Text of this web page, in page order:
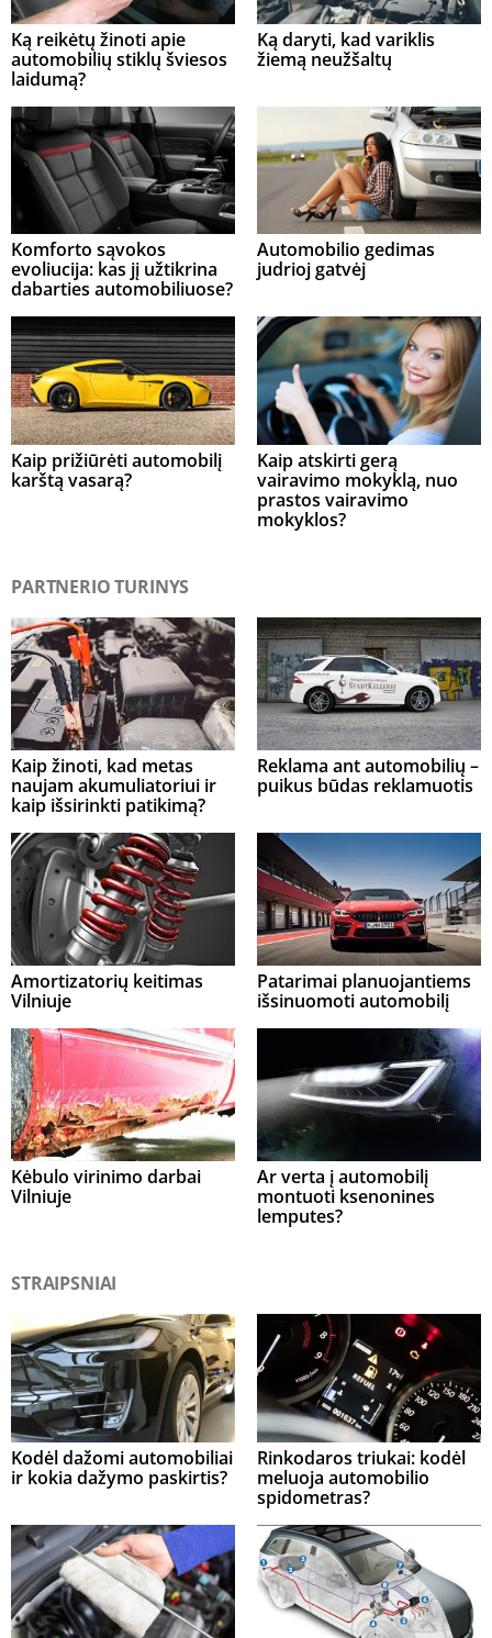
Ką reikėtų žinoti apie
automobilių stiklų šviesos
laidumą?
Ką daryti, kad variklis
žiemą neužšaltų
Komforto sąvokos
evoliucija: kas jį užtikrina
dabarties automobiliuose?
Automobilio gedimas
judrioj gatvėj
Kaip prižiūrėti automobilį
karštą vasarą?
Kaip atskirti gerą
vairavimo mokyklą, nuo
prastos vairavimo
mokyklos?
PARTNERIO TURINYS
Kaip žinoti, kad metas
naujam akumuliatoriui ir
kaip išsirinkti patikimą?
Reklama ant automobilių –
puikus būdas reklamuotis
Amortizatorių keitimas
Vilniuje
Patarimai planuojantiems
išsinuomoti automobilį
Kėbulo virinimo darbai
Vilniuje
Ar verta į automobilį
montuoti ksenonines
lemputes?
STRAIPSNIAI
Kodėl dažomi automobiliai
ir kokia dažymo paskirtis?
Rinkodaros triukai: kodėl
meluoja automobilio
spidometras?